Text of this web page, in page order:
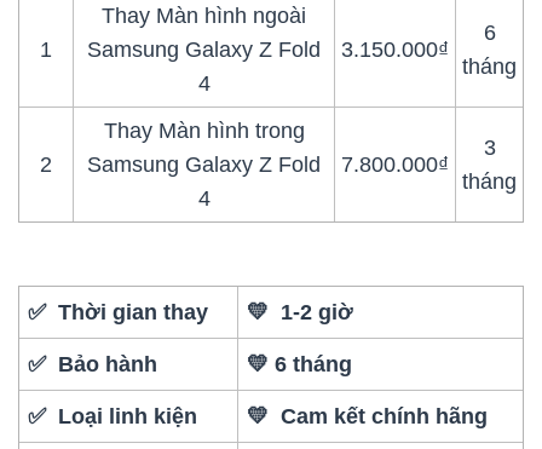
1
Thay Màn hình ngoài
Samsung Galaxy Z Fold
4
3.150.000₫
6
tháng
2
Thay Màn hình trong
Samsung Galaxy Z Fold
4
7.800.000₫
3
tháng
✅ Thời gian thay 💛 1-2 giờ
✅ Bảo hành 💛 6 tháng
✅ Loại linh kiện 💛 Cam kết chính hãng